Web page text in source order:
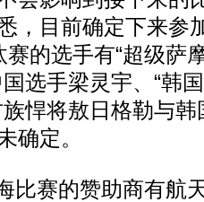
，目前确定下来参
的选手有“超级萨
选手梁灵宇、“韩
悍将敖日格勒与
确定。
赛的赞助商有航